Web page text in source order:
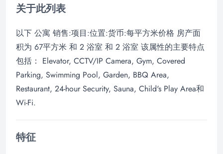
关于此列表
以下 公寓 销售:项目:位置:货币:每平方米价格 房产面
积为 67平方米 和 2 浴室 和 2 浴室 该属性的主要特点
包括： Elevator, CCTV/IP Camera, Gym, Covered
Parking, Swimming Pool, Garden, BBQ Area,
Restaurant, 24-hour Security, Sauna, Child's Play Area和
Wi-Fi.
特征